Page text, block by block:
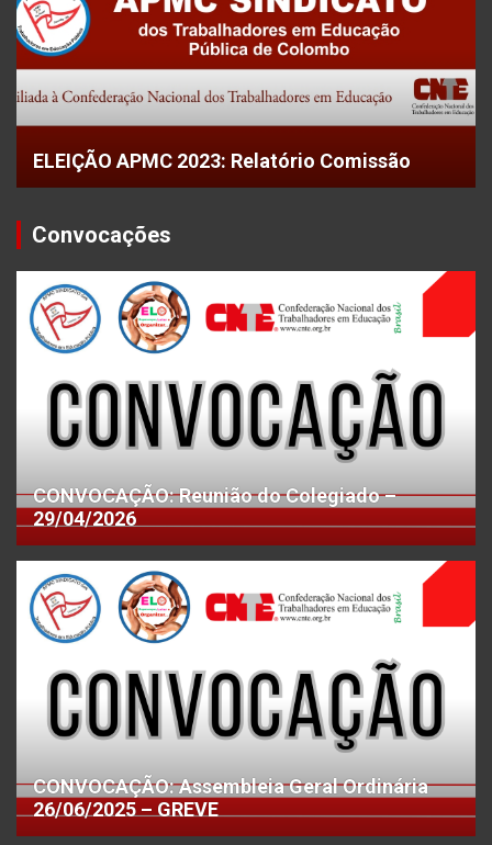
ELEIÇÃO APMC 2023: Relatório Comissão
Convocações
CONVOCAÇÃO: Reunião do Colegiado –
29/04/2026
CONVOCAÇÃO: Assembleia Geral Ordinária
26/06/2025 – GREVE